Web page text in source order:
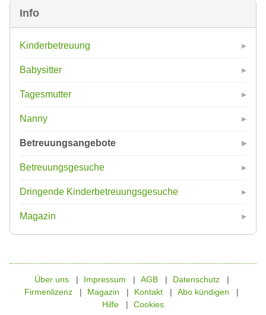
Info
Kinderbetreuung
Babysitter
Tagesmutter
Nanny
Betreuungsangebote
Betreuungsgesuche
Dringende Kinderbetreuungsgesuche
Magazin
Über uns Impressum AGB
Datenschutz
Firmenlizenz
Magazin Kontakt
Abo kündigen
Hilfe
Cookies